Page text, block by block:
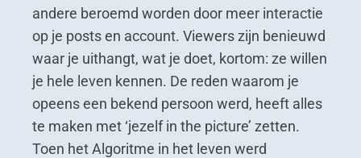
andere beroemd worden door meer interactie
op je posts en account. Viewers zijn benieuwd
waar je uithangt, wat je doet, kortom: ze willen
je hele leven kennen. De reden waarom je
opeens een bekend persoon werd, heeft alles
te maken met ‘jezelf in the picture’ zetten.
Toen het Algoritme in het leven werd